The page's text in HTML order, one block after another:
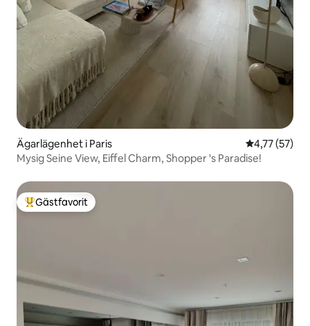
Ägarlägenhet i Paris 4,77 av 5 i
4,77 (57)
Mysig Seine View, Eiffel Charm, Shopper 's Paradise!
Populär gästfavorit
Gästfavorit